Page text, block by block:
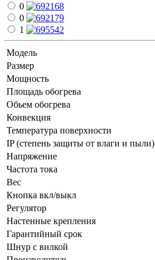
0
0
1
Модель
Размер
Мощность
Площадь обогрева
Обьем обогрева
Конвекция
Температура поверхности
IP (степень защиты от влаги и пыли)
Напряжение
Частота тока
Вес
Кнопка вкл/выкл
Регулятор
Настенные крепления
Гарантийный срок
Шнур с вилкой